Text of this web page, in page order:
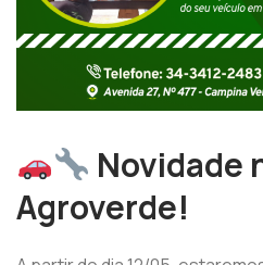
Novidade
Agroverde!